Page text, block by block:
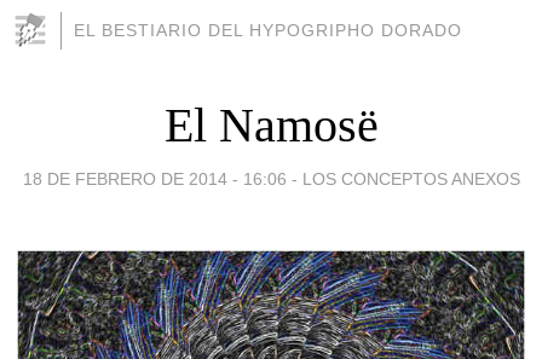
EL BESTIARIO DEL HYPOGRIPHO DORADO
El Namosë
18 DE FEBRERO DE 2014 - 16:06 - LOS CONCEPTOS ANEXOS